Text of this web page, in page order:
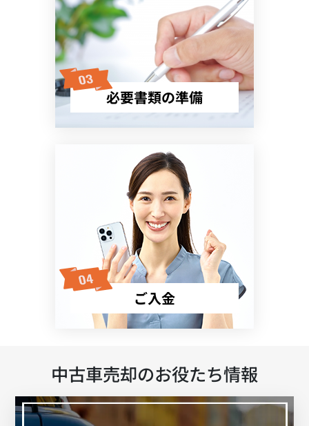
必要書類の準備
ご入金
中古車売却のお役たち情報